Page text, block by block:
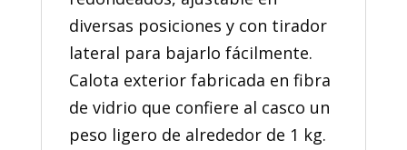
diversas posiciones y con tirador
lateral para bajarlo fácilmente.
Calota exterior fabricada en fibra
de vidrio que confiere al casco un
peso ligero de alrededor de 1 kg.